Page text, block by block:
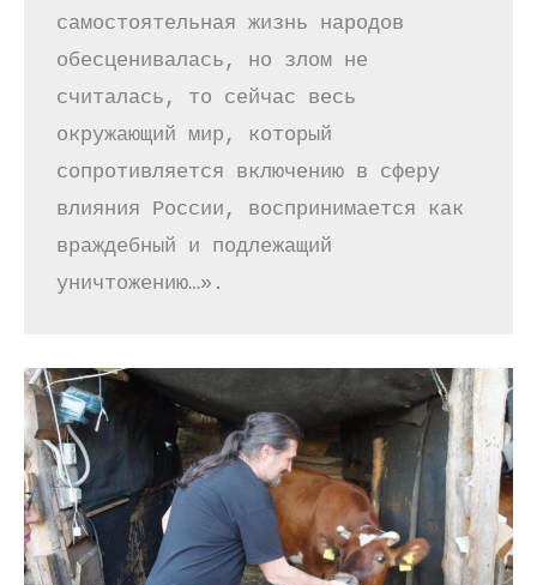
самостоятельная жизнь народов
обесценивалась, но злом не
считалась, то сейчас весь
окружающий мир, который
сопротивляется включению в сферу
влияния России, воспринимается как
враждебный и подлежащий
уничтожению…».